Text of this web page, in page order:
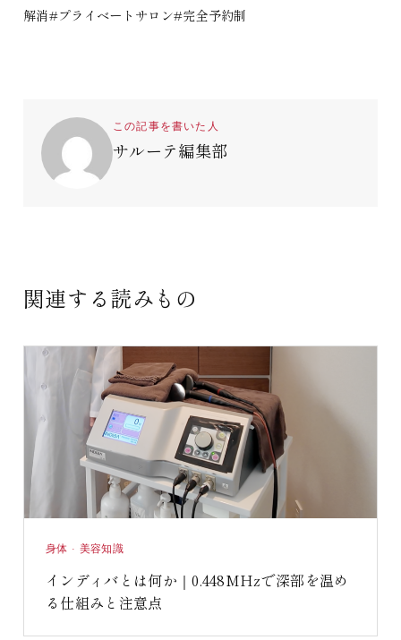
解消#プライベートサロン#完全予約制
この記事を書いた人
サルーテ編集部
関連する読みもの
身体 · 美容知識
インディバとは何か｜0.448MHzで深部を温め
る仕組みと注意点